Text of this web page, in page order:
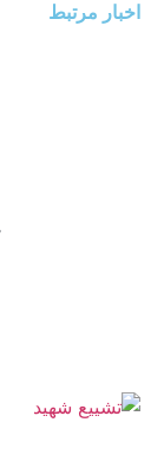
اخبار مرتبط